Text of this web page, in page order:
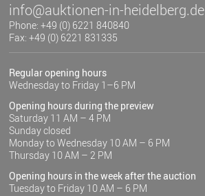
info@auktionen-in-heidelberg.de
Phone: +49 (0) 6221 840840
Fax: +49 (0) 6221 831335
Regular opening hours
Wednesday to Friday 1–6 PM
Opening hours during the preview
Saturday 11 AM – 4 PM
Sunday closed
Monday to Wednesday 10 AM – 6 PM
Thursday 10 AM – 2 PM
Opening hours in the week after the auction
Tuesday to Friday 10 AM – 6 PM